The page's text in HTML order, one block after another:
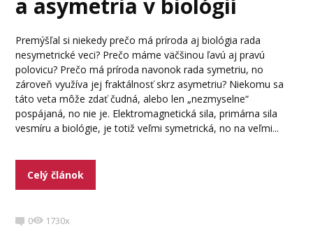
a asymetria v biológií
Premýšľal si niekedy prečo má príroda aj biológia rada
nesymetrické veci? Prečo máme väčšinou ľavú aj pravú
polovicu? Prečo má príroda navonok rada symetriu, no
zároveň využíva jej fraktálnosť skrz asymetriu? Niekomu sa
táto veta môže zdať čudná, alebo len „nezmyselne“
pospájaná, no nie je. Elektromagnetická sila, primárna sila
vesmíru a biológie, je totiž veľmi symetrická, no na veľmi...
Celý článok
0 1730x